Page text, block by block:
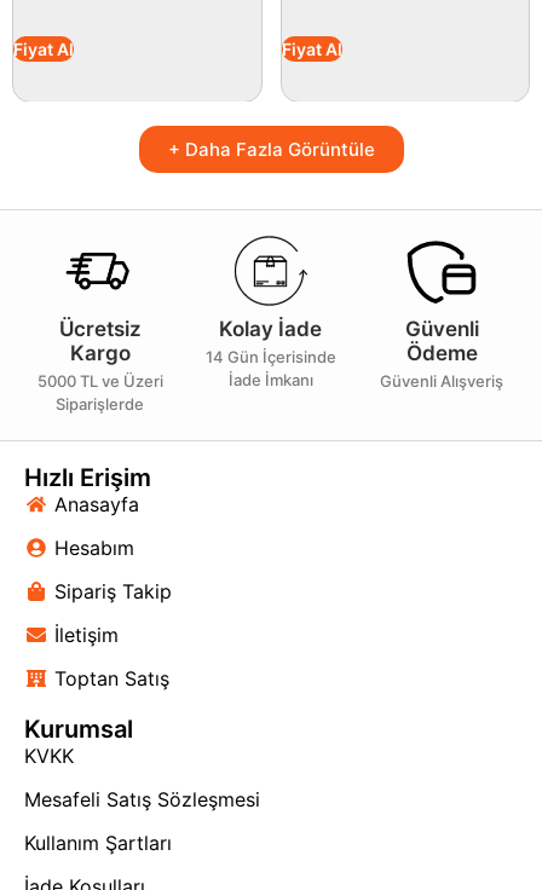
Fiyat Al Fiyat Al
+ Daha Fazla Görüntüle
Ücretsiz
Kargo
5000 TL ve Üzeri
Siparişlerde
Kolay İade
14 Gün İçerisinde
İade İmkanı
Güvenli
Ödeme
Güvenli Alışveriş
Hızlı Erişim
Anasayfa
Hesabım
Sipariş Takip
İletişim
Toptan Satış
Kurumsal
KVKK
Mesafeli Satış Sözleşmesi
Kullanım Şartları